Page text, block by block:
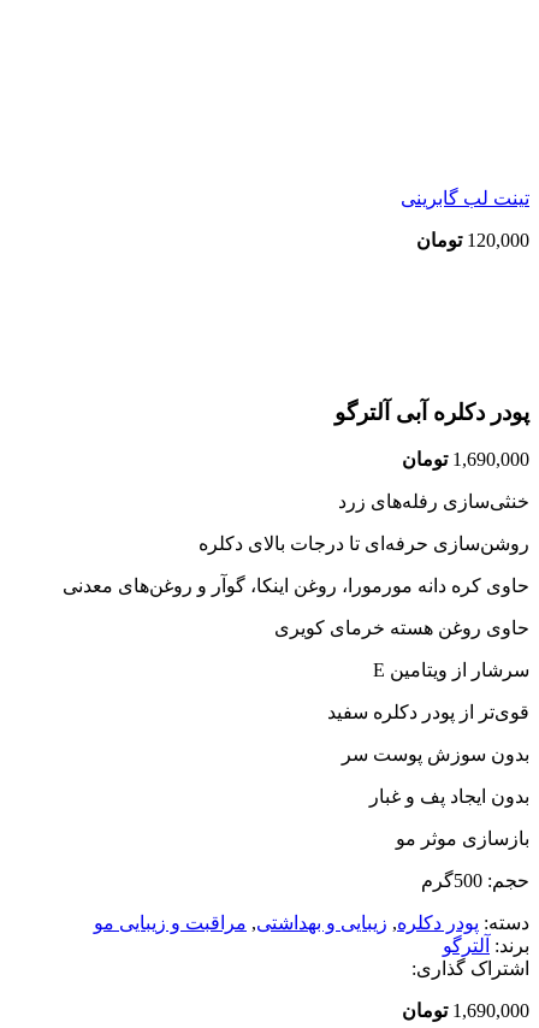
تینت لب گابرینی
120,000 تومان
پودر دکلره آبی آلترگو
1,690,000 تومان
خنثی‌سازی رفله‌های زرد
روشن‌سازی حرفه‌ای تا درجات بالای دکلره
حاوی کره دانه مورمورا، روغن اینکا، گوآر و روغن‌های معدنی
حاوی روغن هسته خرمای کویری
سرشار از ویتامین E
قوی‌تر از پودر دکلره سفید
بدون سوزش پوست سر
بدون ایجاد پف و غبار
بازسازی موثر مو
حجم: 500گرم
دسته: پودر دکلره, زیبایی و بهداشتی, مراقبت و زیبایی مو
برند: آلترگو
اشتراک گذاری:
1,690,000 تومان